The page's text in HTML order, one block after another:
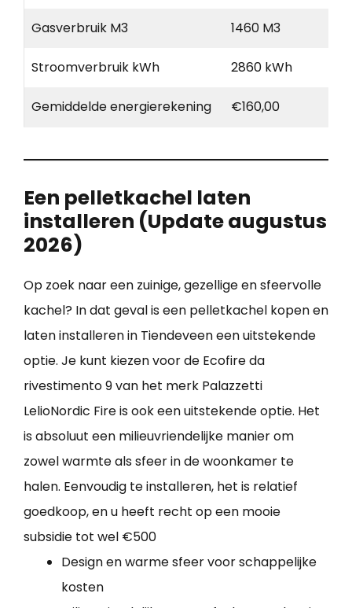
Gasverbruik M3 1460 M3
Stroomverbruik kWh 2860 kWh
Gemiddelde energierekening €160,00
Een pelletkachel laten
installeren (Update augustus
2026)
Op zoek naar een zuinige, gezellige en sfeervolle
kachel? In dat geval is een pelletkachel kopen en
laten installeren in Tiendeveen een uitstekende
optie. Je kunt kiezen voor de Ecofire da
rivestimento 9 van het merk Palazzetti
LelioNordic Fire is ook een uitstekende optie. Het
is absoluut een milieuvriendelijke manier om
zowel warmte als sfeer in de woonkamer te
halen. Eenvoudig te installeren, het is relatief
goedkoop, en u heeft recht op een mooie
subsidie tot wel €500
Design en warme sfeer voor schappelijke
kosten